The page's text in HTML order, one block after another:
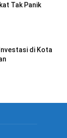
Tak Panik
di Kota